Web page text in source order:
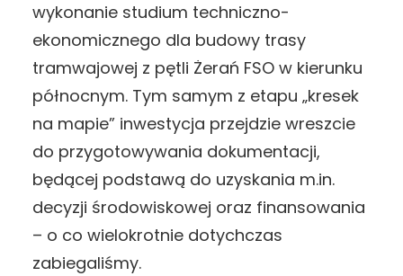
wykonanie studium techniczno-
ekonomicznego dla budowy trasy
tramwajowej z pętli Żerań FSO w kierunku
północnym. Tym samym z etapu „kresek
na mapie” inwestycja przejdzie wreszcie
do przygotowywania dokumentacji,
będącej podstawą do uzyskania m.in.
decyzji środowiskowej oraz finansowania
– o co wielokrotnie dotychczas
zabiegaliśmy.